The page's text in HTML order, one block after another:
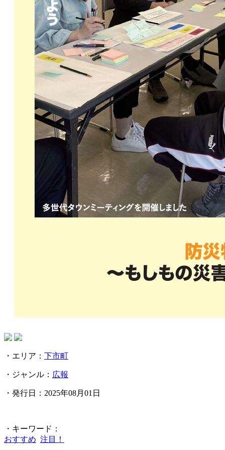
・エリア： 下市町
・ジャンル： 広報
・発行日：2025年08月01日
・キーワード：
おすすめ 注目！